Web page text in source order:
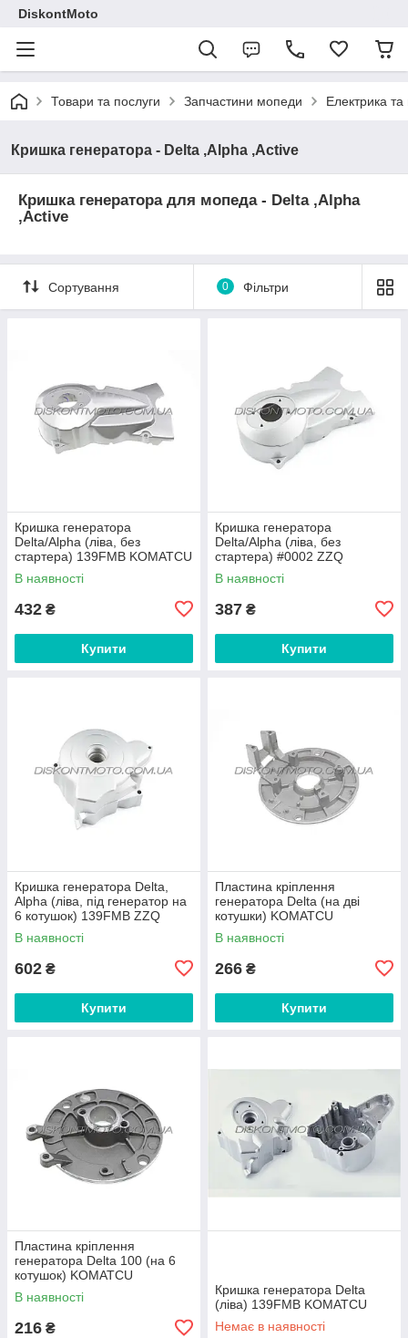
DiskontMoto
Товари та послуги Запчастини мопеди Електрика
Кришка генератора - Delta ,Alpha ,Active
Кришка генератора для мопеда - Delta ,Alpha
,Active
Сортування 0 Фільтри
Кришка генератора
Delta/Alpha (ліва, без
стартера) 139FMB KOMATCU
В наявності
432 ₴
Купити
Кришка генератора
Delta/Alpha (ліва, без
стартера) #0002 ZZQ
В наявності
387 ₴
Купити
Кришка генератора Delta,
Alpha (ліва, під генератор на
6 котушок) 139FMB ZZQ
В наявності
602 ₴
Купити
Пластина кріплення
генератора Delta (на дві
котушки) KOMATCU
В наявності
266 ₴
Купити
Пластина кріплення
генератора Delta 100 (на 6
котушок) KOMATCU
В наявності
216 ₴
Кришка генератора Delta
(ліва) 139FMB KOMATCU
Немає в наявності